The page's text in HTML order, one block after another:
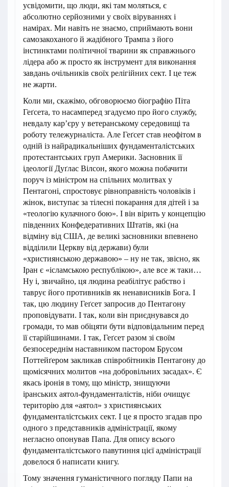
усвідомити, що люди, які там моляться, є
абсолютно серйозними у своїх віруваннях і
намірах. Ми навіть не знаємо, сприймають вони
самозакоханого й жадібного Трампа з його
інстинктами політичної тварини як справжнього
лідера або ж просто як інструмент для виконання
завдань очільників своїх релігійних сект. І це теж
не жарти.
Коли ми, скажімо, обговорюємо біографію Піта
Геґсета, то насамперед згадуємо про його службу,
невдалу кар’єру у ветеранському середовищі та
роботу тележурналіста. Але Геґсет став неофітом в
одній із найрадикальніших фундаменталістських
протестантських груп Америки. Засновник її
ідеології Дуґлас Вілсон, якого можна побачити
поруч із міністром на спільних молитвах у
Пентагоні, спростовує рівноправність чоловіків і
жінок, виступає за тілесні покарання для дітей і за
«теологію кулачного бою». І він вірить у концепцію
південних Конфедеративних Штатів, які (на
відміну від США, де великі засновники впевнено
відділили Церкву від держави) були
«християнською державою» – ну не так, звісно, як
Іран є «ісламською республікою», але все ж таки…
Ну і, звичайно, ця людина реабілітує рабство і
таврує його противників як ненависників Бога. І
так, цю людину Геґсет запросив до Пентагону
проповідувати. І так, коли він приєднувався до
громади, то мав обіцяти бути відповідальним перед
її старійшинами. І так, Геґсет разом зі своїм
безпосереднім наставником пастором Брусом
Поттейґером закликав співробітників Пентагону до
щомісячних молитов «на добровільних засадах». Є
якась іронія в тому, що міністр, знищуючи
іранських аятол-фундаменталістів, ніби очищує
територію для «аятол» з християнських
фундаменталістських сект. І це я просто згадав про
одного з представників адміністрації, якому
негласно опонував Папа. Для опису всього
фундаменталістського павутиння цієї адміністрації
довелося б написати книгу.
Тому значення гуманістичного погляду Папи на